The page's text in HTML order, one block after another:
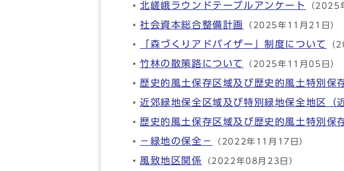
北嵯峨ラウンドテーブルアンケート （2025
社会資本総合整備計画 （2025年11月21日）
「森づくりアドバイザー」制度について （
竹林の散策路について （2025年11月05日）
歴史的風土保存区域及び歴史的風土特別保
近郊緑地保全区域及び特別緑地保全地区（
歴史的風土保存区域及び歴史的風土特別保
－緑地の保全－ （2022年11月17日）
風致地区関係 （2022年08月23日）